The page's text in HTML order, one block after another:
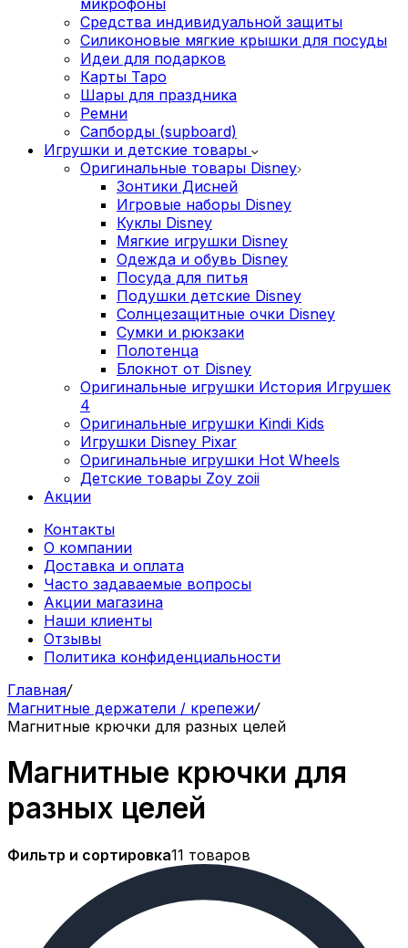
Средства индивидуальной защиты
Силиконовые мягкие крышки для посуды
Идеи для подарков
Карты Таро
Шары для праздника
Ремни
Сапборды (supboard)
Игрушки и детские товары
Оригинальные товары Disney
Зонтики Дисней
Игровые наборы Disney
Куклы Disney
Мягкие игрушки Disney
Одежда и обувь Disney
Посуда для питья
Подушки детские Disney
Cолнцезащитные очки Disney
Сумки и рюкзаки
Полотенца
Блокнот от Disney
Оригинальные игрушки История Игрушек
4
Оригинальные игрушки Kindi Kids
Игрушки Disney Pixar
Оригинальные игрушки Hot Wheels
Детские товары Zoy zoii
Акции
Контакты
О компании
Доставка и оплата
Часто задаваемые вопросы
Акции магазина
Наши клиенты
Отзывы
Политика конфиденциальности
Главная/
Магнитные держатели / крепежи/
Магнитные крючки для разных целей
Магнитные крючки для
разных целей
Фильтр и сортировка11 товаров